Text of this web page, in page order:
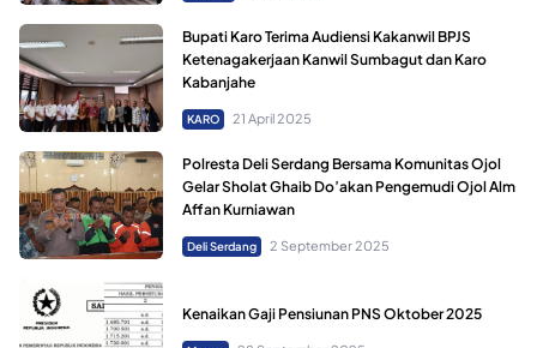
Bupati Karo Terima Audiensi Kakanwil BPJS
Ketenagakerjaan Kanwil Sumbagut dan Karo
Kabanjahe
KARO 21 April 2025
Polresta Deli Serdang Bersama Komunitas Ojol
Gelar Sholat Ghaib Do’akan Pengemudi Ojol Alm
Affan Kurniawan
Deli Serdang 2 September 2025
Kenaikan Gaji Pensiunan PNS Oktober 2025